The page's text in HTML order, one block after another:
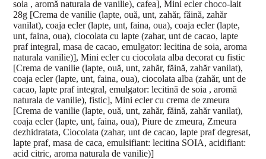
soia , aromă naturala de vanilie), cafea], Mini ecler choco-lait
28g [Crema de vanilie (lapte, ouă, unt, zahăr, făină, zahăr
vanilat), coaja ecler (lapte, unt, faina, oua), coaja ecler (lapte,
unt, faina, oua), ciocolata cu lapte (zahar, unt de cacao, lapte
praf integral, masa de cacao, emulgator: lecitina de soia, aroma
naturala vanilie)], Mini ecler cu ciocolata alba decorat cu fistic
[Crema de vanilie (lapte, ouă, unt, zahăr, făină, zahăr vanilat),
coaja ecler (lapte, unt, faina, oua), ciocolata alba (zahăr, unt de
cacao, lapte praf integral, emulgator: lecitină de soia , aromă
naturala de vanilie), fistic], Mini ecler cu crema de zmeura
[Crema de vanilie (lapte, ouă, unt, zahăr, făină, zahăr vanilat),
coaja ecler (lapte, unt, faina, oua), Piure de zmeura, Zmeura
dezhidratata, Ciocolata (zahar, unt de cacao, lapte praf degresat,
lapte praf, masa de caca, emulsifiant: lecitina SOIA, acidifiant:
acid citric, aroma naturala de vanilie)]